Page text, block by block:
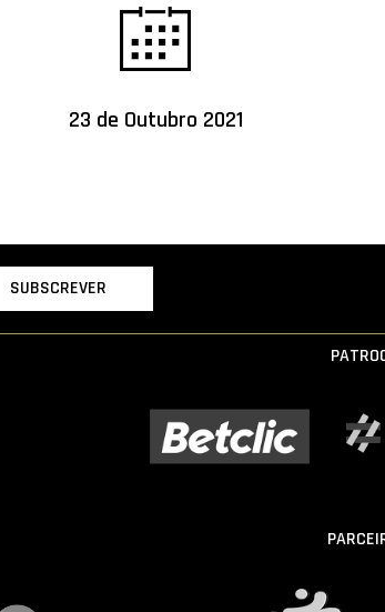
23 de Outubro 2021
SUBSCREVER